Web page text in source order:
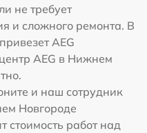
не требует
и сложного ремонта. В
AEG
AEG в Нижнем
и наш сотрудник
Новгороде
стоимость работ над